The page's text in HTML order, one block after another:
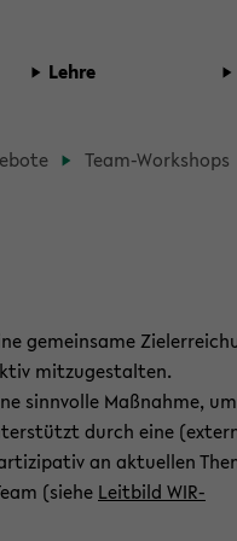
Lehre
Team-​Workshops
gemeinsame
mitzugestalten.
sinnvolle Maßnahme,
durch eine
an aktuellen
(siehe Leitbild WIR-